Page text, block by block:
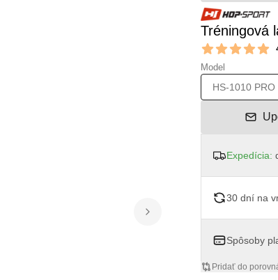
Tréningová
Reviews
4.9 out of 5 stars
Model
HS-1010 PRO
Expedícia:
30 dní na
Spôsoby
Pridať do